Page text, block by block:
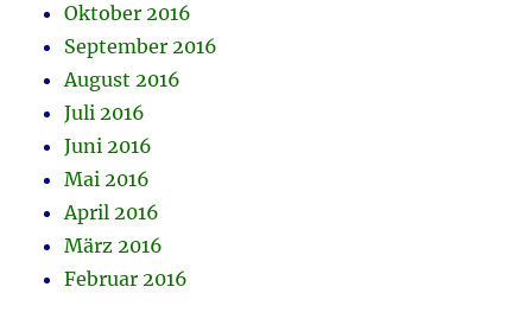
Oktober 2016
September 2016
August 2016
Juli 2016
Juni 2016
Mai 2016
April 2016
März 2016
Februar 2016